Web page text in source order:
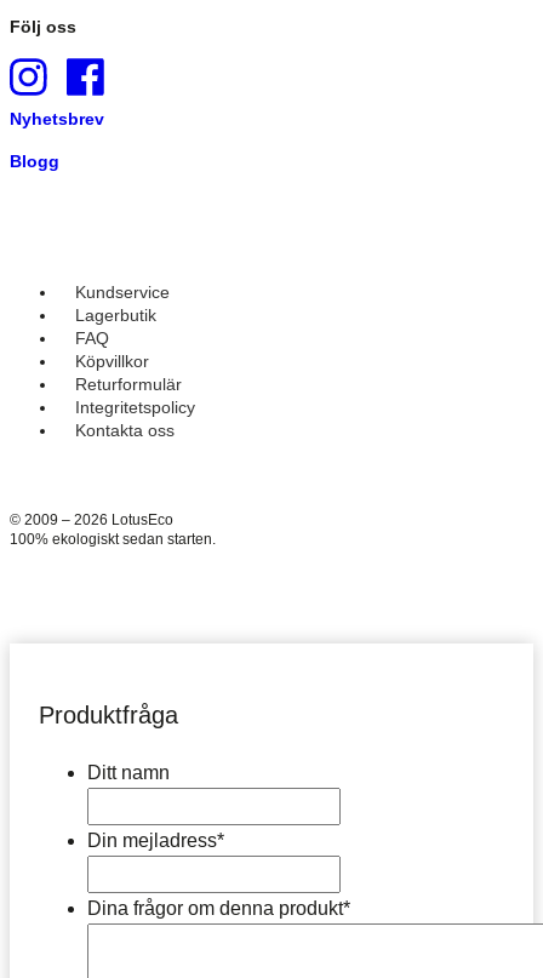
Följ oss
Nyhetsbrev
Blogg
Kundservice
Lagerbutik
FAQ
Köpvillkor
Returformulär
Integritetspolicy
Kontakta oss
© 2009 – 2026 LotusEco
100% ekologiskt sedan starten.
Produktfråga
Ditt namn
Din mejladress*
Dina frågor om denna produkt*